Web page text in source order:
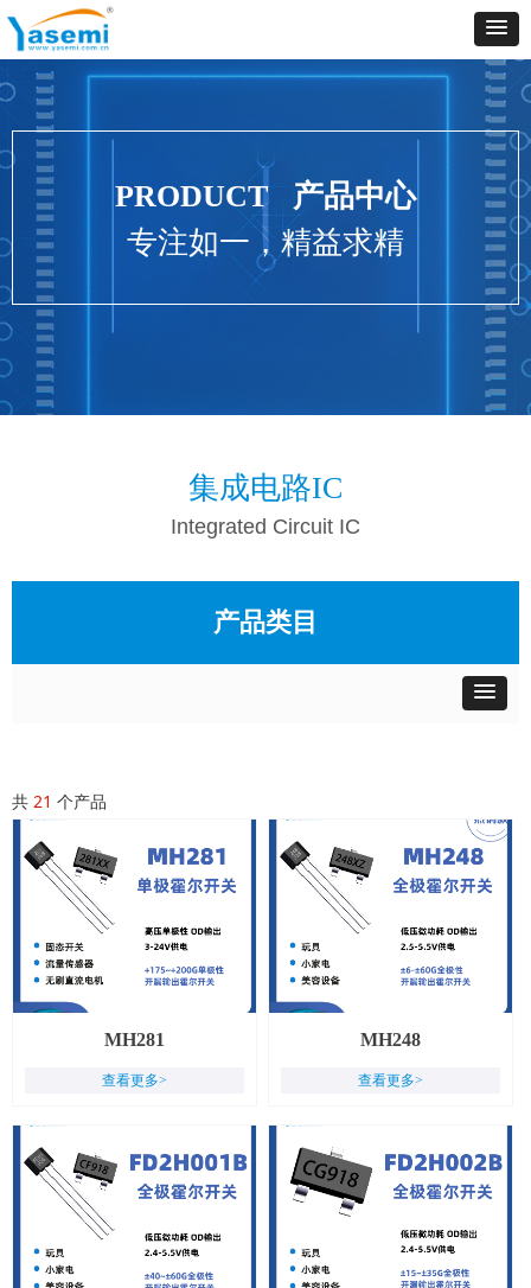
共 21 个产品
MH281
查看更多>
MH248
查看更多>
集成电路IC
Integrated Circuit IC
产品类目
PRODUCT 产品中心
专注如一，精益求精